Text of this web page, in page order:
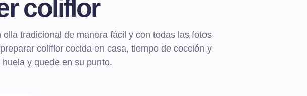
coliflor
tradicional de manera fácil y con todas las fotos
coliflor cocida en casa, tiempo de cocción y
y quede en su punto.